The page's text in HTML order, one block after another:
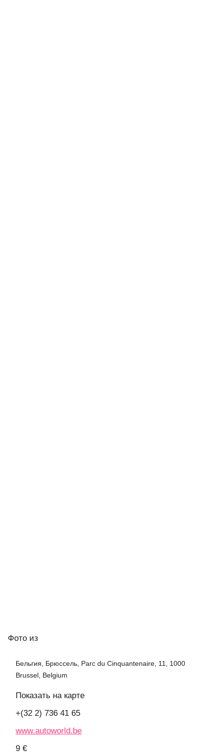
Фото из
Бельгия, Брюссель, Parc du Cinquantenaire, 11, 1000
Brussel, Belgium
Показать на карте
+(32 2) 736 41 65
www.autoworld.be
9 €